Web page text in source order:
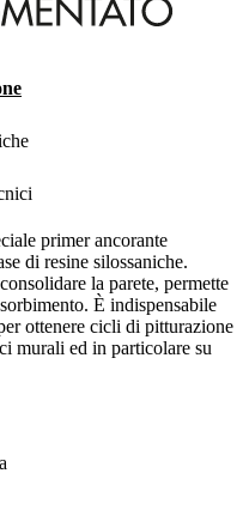
primer ancorante
di resine silossaniche.
la parete, permette
È indispensabile
ottenere cicli di pitturazione
murali ed in particolare su